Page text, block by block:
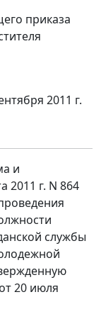
приказа
2011 г.
и
2011 г. N 864
службы
20 июля